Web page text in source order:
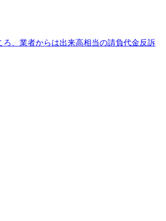
、業者からは出来高相当の請負代金反訴